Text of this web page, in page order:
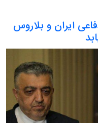
ایران و بلاروس